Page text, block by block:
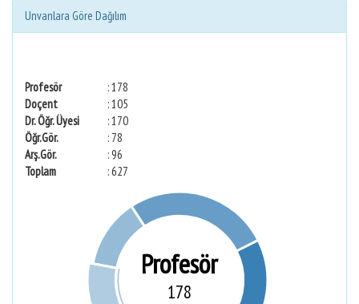
Unvanlara Göre Dağılım
Profesör
: 178
Doçent
: 105
Dr. Öğr. Üyesi
: 170
Öğr.Gör.
: 78
Arş.Gör.
: 96
Toplam
: 627
Profesör
178